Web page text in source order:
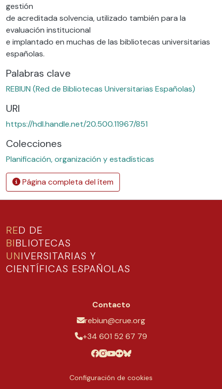
gestión
de acreditada solvencia, utilizado también para la
evaluación institucional
e implantado en muchas de las bibliotecas universitarias
españolas.
Palabras clave
REBIUN (Red de Bibliotecas Universitarias Españolas)
URI
https://hdl.handle.net/20.500.11967/851
Colecciones
Planificación, organización y estadísticas
Página completa del ítem
RED DE
BIBLIOTECAS
UNIVERSITARIAS Y
CIENTÍFICAS ESPAÑOLAS
Contacto
rebiun@crue.org
+34 601 52 67 79
Configuración de cookies